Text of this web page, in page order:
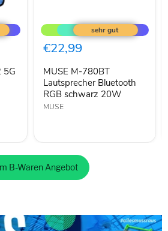
5G
M-
780BT
Lautsprecher
Bluetooth
schwarz
20W
€22,99
MUSE M-780BT
Lautsprecher Bluetooth
RGB schwarz 20W
MUSE
B-Waren Angebot